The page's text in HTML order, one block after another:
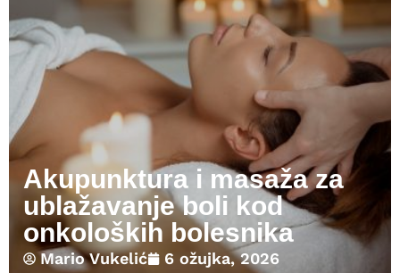
Akupunktura i masaža za
ublažavanje boli kod
onkoloških bolesnika
Mario Vukelić 6 ožujka, 2026